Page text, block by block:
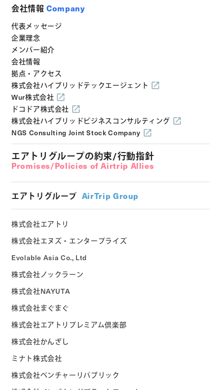
会社情報 Company
代表メッセージ
企業理念
メンバー紹介
会社情報
拠点・アクセス
株式会社ハイブリッドテックエージェント
Wur株式会社
ドコドア株式会社
株式会社ハイブリッドビジネスコンサルティング
NGS Consulting Joint Stock Company
エアトリグループの約束/行動指針
Promises/Policies of Airtrip Allies
エアトリグループ AirTrip Group
株式会社エアトリ
株式会社エヌズ・エンタープライズ
Evolable Asia Co., Ltd
株式会社ノックラーン
株式会社NAYUTA
株式会社まぐまぐ
株式会社エアトリプレミアム倶楽部
株式会社かんざし
ミナト株式会社
株式会社ベンチャーリパブリック